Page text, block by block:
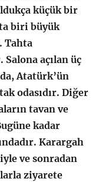
küçük bir
biri büyük
Tahta
Salona açılan üç
Atatürk’ün
odasıdır. Diğer
tavan ve
kadar
Karargah
ve sonradan
ziyarete